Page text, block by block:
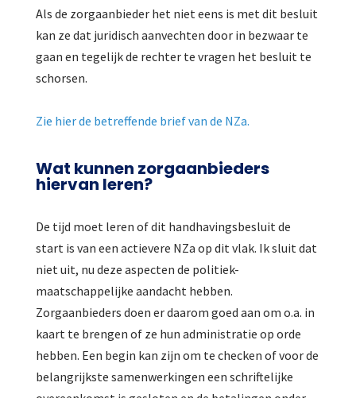
Als de zorgaanbieder het niet eens is met dit besluit
kan ze dat juridisch aanvechten door in bezwaar te
gaan en tegelijk de rechter te vragen het besluit te
schorsen.
Zie hier de betreffende brief van de NZa.
Wat kunnen zorgaanbieders
hiervan leren?
De tijd moet leren of dit handhavingsbesluit de
start is van een actievere NZa op dit vlak. Ik sluit dat
niet uit, nu deze aspecten de politiek-
maatschappelijke aandacht hebben.
Zorgaanbieders doen er daarom goed aan om o.a. in
kaart te brengen of ze hun administratie op orde
hebben. Een begin kan zijn om te checken of voor de
belangrijkste samenwerkingen een schriftelijke